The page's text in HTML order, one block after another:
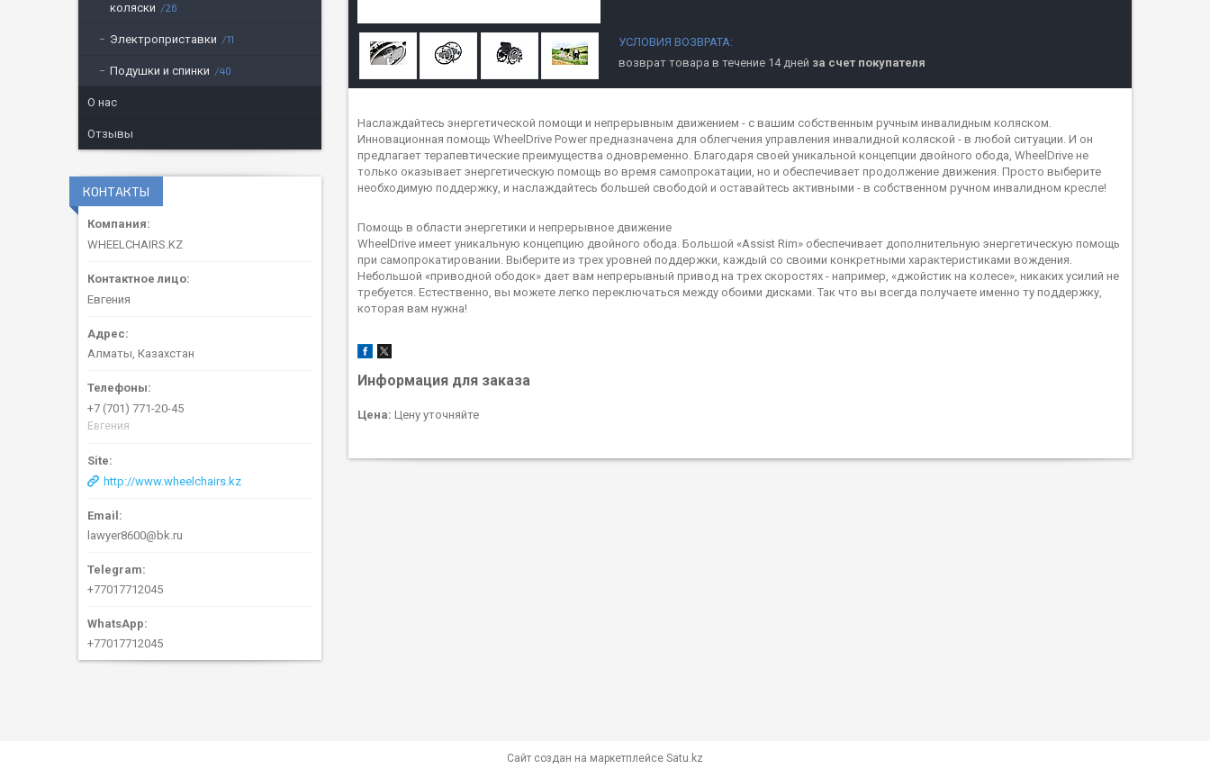
возврат товара в течение 14 дней за счет покупателя
Наслаждайтесь энергетической помощи и непрерывным движением - с вашим собственным ручным инвалидным коляском.
Инновационная помощь WheelDrive Power предназначена для облегчения управления инвалидной коляской - в любой ситуации. И он
предлагает терапевтические преимущества одновременно. Благодаря своей уникальной концепции двойного обода, WheelDrive не
только оказывает энергетическую помощь во время самопрокатации, но и обеспечивает продолжение движения. Просто выберите
необходимую поддержку, и наслаждайтесь большей свободой и оставайтесь активными - в собственном ручном инвалидном кресле!
Помощь в области энергетики и непрерывное движение
WheelDrive имеет уникальную концепцию двойного обода. Большой «Assist Rim» обеспечивает дополнительную энергетическую помощь
при самопрокатировании. Выберите из трех уровней поддержки, каждый со своими конкретными характеристиками вождения.
Небольшой «приводной ободок» дает вам непрерывный привод на трех скоростях - например, «джойстик на колесе», никаких усилий не
требуется. Естественно, вы можете легко переключаться между обоими дисками. Так что вы всегда получаете именно ту поддержку,
которая вам нужна!
Информация для заказа
Цена: Цену уточняйте
коляски
26
Электроприставки 11
Подушки и спинки 40
О нас
Отзывы
КОНТАКТЫ
WHEELCHAIRS.KZ
Евгения
Алматы, Казахстан
+7 (701) 771-20-45
Евгения
http://www.wheelchairs.kz
lawyer8600@bk.ru
+77017712045
+77017712045
Сайт создан на маркетплейсе Satu.kz